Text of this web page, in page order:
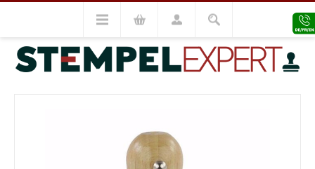
Holzstempel Holzstempel 30x70
VORHERIGES MODELL NÄCHSTES MODELL